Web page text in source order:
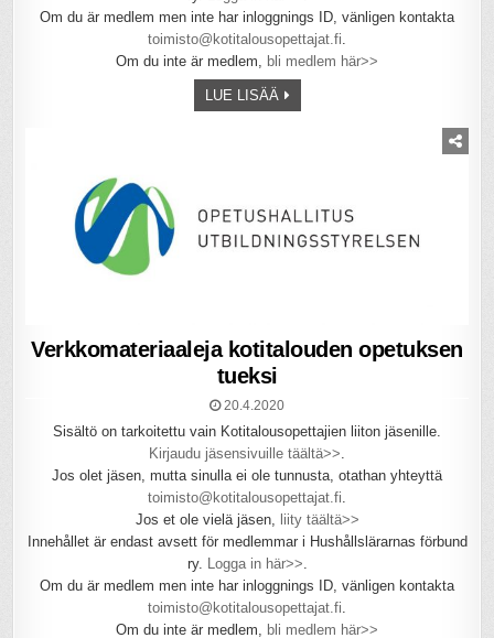
Om du är medlem men inte har inloggnings ID, vänligen kontakta
toimisto@kotitalousopettajat.fi
Om du inte är medlem,
bli medlem här>>
LUE LISÄÄ
Verkkomateriaaleja kotitalouden opetuksen
tueksi
20.4.2020
Sisältö on tarkoitettu vain Kotitalousopettajien liiton jäsenille.
Kirjaudu jäsensivuille täältä>>
Jos olet jäsen, mutta sinulla ei ole tunnusta, otathan yhteyttä
toimisto@kotitalousopettajat.fi
Jos et ole vielä jäsen, liity täältä>>
Innehållet är endast avsett för medlemmar i Hushållslärarnas förbund
ry. Logga in här>>
Om du är medlem men inte har inloggnings ID, vänligen kontakta
toimisto@kotitalousopettajat.fi
Om du inte är medlem, bli medlem här>>